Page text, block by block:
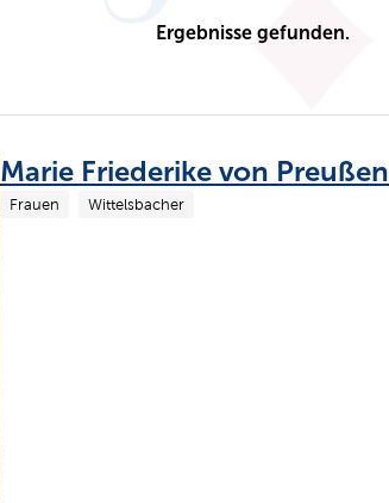
Ergebnisse gefunden.
Marie Friederike von Preußen
Frauen Wittelsbacher